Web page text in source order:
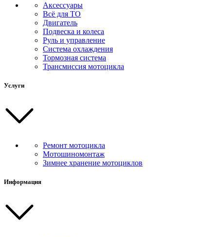
Аксессуары
Всё для ТО
Двигатель
Подвеска и колеса
Руль и управление
Система охлаждения
Тормозная система
Трансмиссия мотоцикла
Услуги
Ремонт мотоцикла
Мотошиномонтаж
Зимнее хранение мотоциклов
Информация